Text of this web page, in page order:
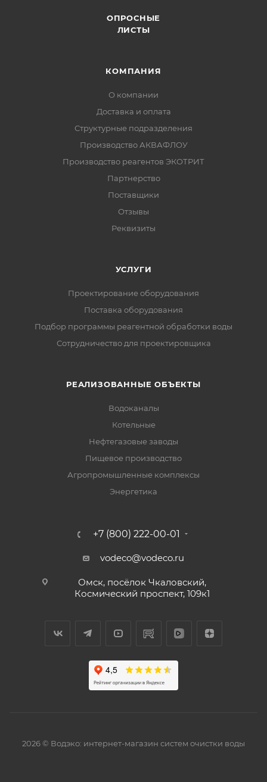
ОПРОСНЫЕ
ЛИСТЫ
КОМПАНИЯ
О компании
Доставка и оплата
Структурные подразделения
Производство АКВАФЛОУ
Производство реагентов ЭКОТРИТ
Партнерство
Поставщики
Отзывы
Реквизиты
УСЛУГИ
Проектирование оборудования
Поставка оборудования
Подбор программы реагентной обработки воды
Сотрудничество для проектировщика
РЕАЛИЗОВАННЫЕ ОБЪЕКТЫ
Водоканалы
Котельные
Нефтегазовые заводы
Пищевое производство
Агропромышленные комплексы
Энергетика
+7 (800) 222-00-01
vodeco@vodeco.ru
Омск, посёлок Чкаловский,
Космический проспект, 109к1
2026 © Водэко: интернет-магазин систем очистки воды